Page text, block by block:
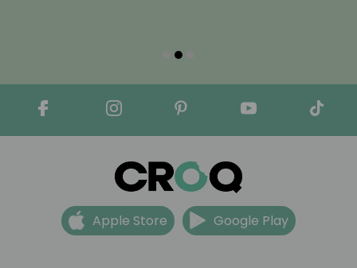
Apple Store Google Play